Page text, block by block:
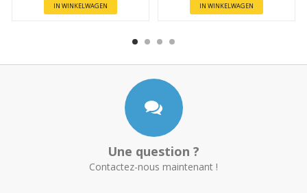
IN WINKELWAGEN IN WINKELWAGEN
Une question ?
Contactez-nous maintenant !